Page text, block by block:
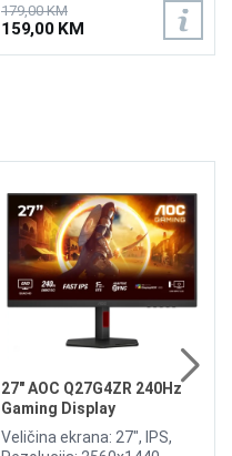
179,00 KM
159,00 KM
27" AOC Q27G4ZR 240Hz
Gaming Display
Veličina ekrana: 27", IPS,